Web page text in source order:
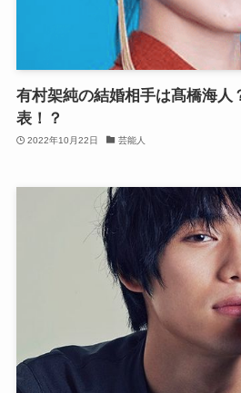
有村架純の結婚相手は髙橋海人
表！？
2022年10月22日 芸能人